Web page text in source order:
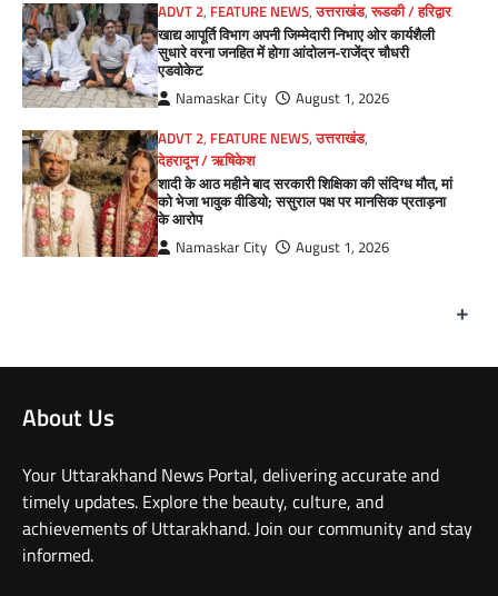
ADVT 2, FEATURE NEWS,उत्तराखंड,रूडकी / हरिद्वार
खाद्य आपूर्ति विभाग अपनी जिम्मेदारी निभाए ओर कार्यशैली
सुधारे वरना जनहित में होगा आंदोलन-राजेंद्र चौधरी
एडवोकेट
Namaskar City
August 1, 2026
ADVT 2, FEATURE NEWS,उत्तराखंड,
देहरादून / ऋषिकेश
शादी के आठ महीने बाद सरकारी शिक्षिका की संदिग्ध मौत, मां
को भेजा भावुक वीडियो; ससुराल पक्ष पर मानसिक प्रताड़ना
के आरोप
Namaskar City August 1, 2026
+
About Us
Your Uttarakhand News Portal, delivering accurate and
timely updates. Explore the beauty, culture, and
achievements of Uttarakhand. Join our community and stay
informed.